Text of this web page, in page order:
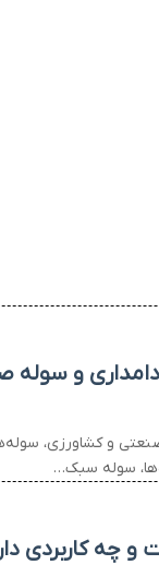
و سوله
و کشاورزی،
سوله سبک…
چه کاربردی